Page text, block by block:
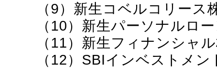
（9）新生コベルコリース
（10）新生パーソナルロ
（11）新生フィナンシャ
（12）SBIインベストメン